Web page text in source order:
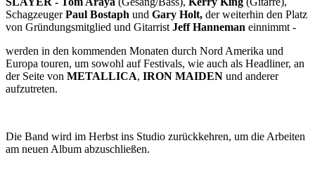
SchagzeugerPaul Bostaph und Gary Holt, der weiterhin den Platz
von Gründungsmitglied und Gitarrist Jeff Hanneman einnimmt -
werden in den kommenden Monaten durch Nord Amerika und
Europa touren, um sowohl auf Festivals, wie auch als Headliner, an
der Seite von METALLICA, IRON MAIDEN und anderer
aufzutreten.
Die Band wird im Herbst ins Studio zurückkehren, um die Arbeiten
am neuen Album abzuschließen.